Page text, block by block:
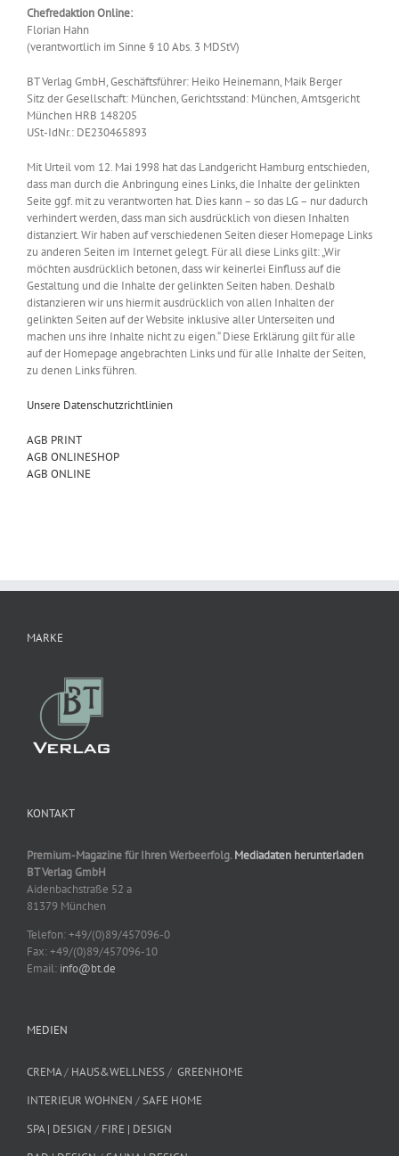
Chefredaktion Online:
Florian Hahn
(verantwortlich im Sinne § 10 Abs. 3 MDStV)
BT Verlag GmbH, Geschäftsführer: Heiko Heinemann, Maik Berger
Sitz der Gesellschaft: München, Gerichtsstand: München, Amtsgericht
München HRB 148205
USt-IdNr.: DE230465893
Mit Urteil vom 12. Mai 1998 hat das Landgericht Hamburg entschieden,
dass man durch die Anbringung eines Links, die Inhalte der gelinkten
Seite ggf. mit zu verantworten hat. Dies kann – so das LG – nur dadurch
verhindert werden, dass man sich ausdrücklich von diesen Inhalten
distanziert. Wir haben auf verschiedenen Seiten dieser Homepage Links
zu anderen Seiten im Internet gelegt. Für all diese Links gilt: „Wir
möchten ausdrücklich betonen, dass wir keinerlei Einfluss auf die
Gestaltung und die Inhalte der gelinkten Seiten haben. Deshalb
distanzieren wir uns hiermit ausdrücklich von allen Inhalten der
gelinkten Seiten auf der Website inklusive aller Unterseiten und
machen uns ihre Inhalte nicht zu eigen.“ Diese Erklärung gilt für alle
auf der Homepage angebrachten Links und für alle Inhalte der Seiten,
zu denen Links führen.
Unsere Datenschutzrichtlinien
AGB PRINT
AGB ONLINESHOP
AGB ONLINE
MARKE
KONTAKT
Premium-Magazine für Ihren Werbeerfolg.Mediadaten herunterladen
BT Verlag GmbH
Aidenbachstraße 52 a
81379 München
Telefon: +49/(0)89/457096-0
Fax: +49/(0)89/457096-10
Email: info@bt.de
MEDIEN
CREMA/ HAUS&WELLNESS/ GREENHOME
INTERIEUR WOHNEN /SAFE HOME
SPA | DESIGN / FIRE | DESIGN